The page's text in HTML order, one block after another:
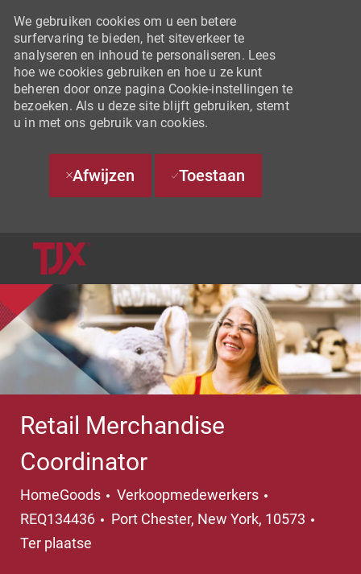
We gebruiken cookies om u een betere
surfervaring te bieden, het siteverkeer te
analyseren en inhoud te personaliseren. Lees
hoe we cookies gebruiken en hoe u ze kunt
beheren door onze pagina Cookie-instellingen te
bezoeken. Als u deze site blijft gebruiken, stemt
u in met ons gebruik van cookies.
Afwijzen Toestaan
Retail Merchandise
Coordinator
HomeGoods Categorie
Verkoopmedewerkers
REQ134436
Plaats
Port Chester, New York, 10573
Ter plaatse